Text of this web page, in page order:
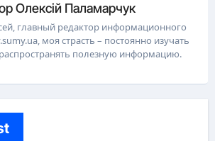
Олексій Паламарчук
главный редактор информационного
моя страсть – постоянно изучать
полезную информацию.